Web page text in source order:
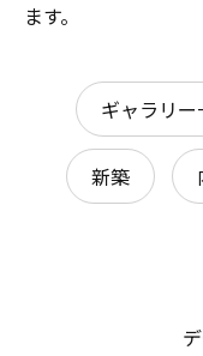
ます。
ギャラリー
新築